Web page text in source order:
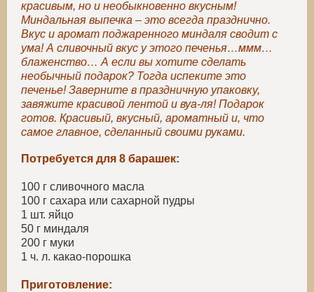
красивым, но и необыкновенно вкусным!
Миндальная выпечка – это всегда празднично.
Вкус и аромат поджаренного миндаля сводит с
ума! А сливочный вкус у этого печенья…ммм…
блаженство… А если вы хотите сделать
необычный подарок? Тогда испеките это
печенье! Заверните в праздничную упаковку,
завяжите красивой лентой и вуа-ля! Подарок
готов. Красивый, вкусный, ароматный и, что
самое главное, сделанный своими руками.
Потребуется для 8 барашек:
100 г сливочного масла
100 г сахара или сахарной пудры
1 шт. яйцо
50 г миндаля
200 г муки
1 ч. л. какао-порошка
Приготовление: